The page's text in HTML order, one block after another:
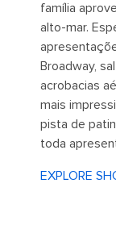
família
alto-mar.
Broadway,
acrobacias
mais
pista de
toda
EXPLORE